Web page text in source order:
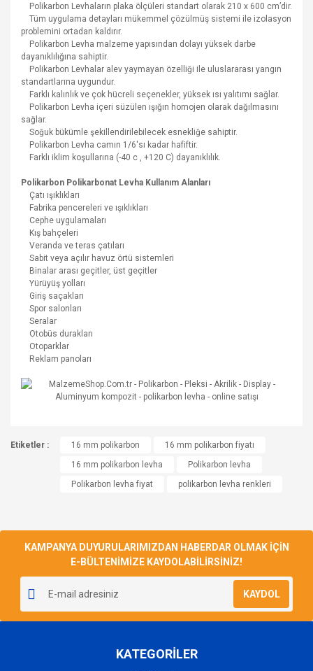
Polikarbon Levhaların plaka ölçüleri standart olarak 210 x 600 cm’dir.
Tüm uygulama detayları mükemmel çözülmüş sistemi ile izolasyon
problemini ortadan kaldırır.
Polikarbon Levha malzeme yapısından dolayı yüksek darbe
dayanıklılığına sahiptir.
Polikarbon Levhalar alev yaymayan özelliği ile uluslararası yangın
standartlarına uygundur.
Farklı kalınlık ve çok hücreli seçenekler, yüksek ısı yalıtımı sağlar.
Polikarbon Levha içeri süzülen ışığın homojen olarak dağılmasını
sağlar.
Soğuk bükümle şekillendirilebilecek esnekliğe sahiptir.
Polikarbon Levha camın 1/6′sı kadar hafiftir.
Farklı iklim koşullarına (-40 c , +120 C) dayanıklılık.
Polikarbon Polikarbonat Levha Kullanım Alanları
Çatı ışıklıkları
Fabrika pencereleri ve ışıklıkları
Cephe uygulamaları
Kış bahçeleri
Veranda ve teras çatıları
Sabit veya açılır havuz örtü sistemleri
Binalar arası geçitler, üst geçitler
Yürüyüş yolları
Giriş saçakları
Spor salonları
Seralar
Otobüs durakları
Otoparklar
Reklam panoları
Bu ürüne ilk yorumu siz yapın!
konularda yetersiz gördüğünüz noktaları öneri formunu
kullanarak tarafımıza iletebilirsiniz.
Görüş ve önerileriniz için teşekkür ederiz.
Ürün bilgilerinde hatalar bulunuyor.
Ürün fiyatı diğer sitelerden daha pahalı.
Etiketler : 16 mm polikarbon
16 mm polikarbon fiyatı
16 mm polikarbon levha
Polikarbon levha
Polikarbon levha fiyat
polikarbon levha renkleri
KAMPANYA DUYURULARIMIZDAN HABERDAR OLMAK İÇİN
E-BÜLTENİMİZE KAYDOLABİLİRSİNİZ!
KAYDOL
KATEGORİLER